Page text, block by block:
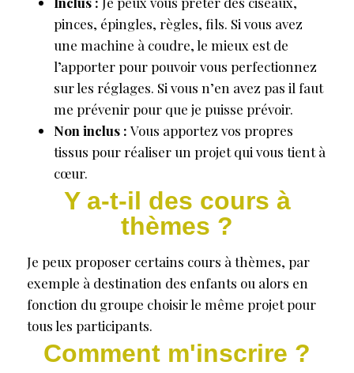
pinces, épingles, règles, fils. Si vous avez
une machine à coudre, le mieux est de
l’apporter pour pouvoir vous perfectionnez
sur les réglages. Si vous n’en avez pas il faut
me prévenir pour que je puisse prévoir.
Non inclus : Vous apportez vos propres
tissus pour réaliser un projet qui vous tient à
cœur.
Y a-t-il des cours à
thèmes ?
Je peux proposer certains cours à thèmes, par
exemple à destination des enfants ou alors en
fonction du groupe choisir le même projet pour
tous les participants.
Comment m'inscrire ?